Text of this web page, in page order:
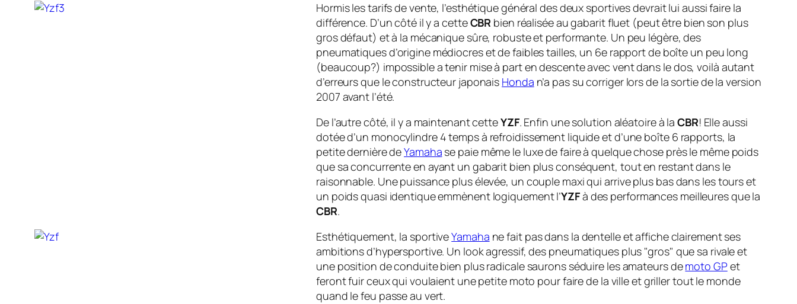
Hormis les tarifs de vente, l’esthétique général des deux sportives devrait lui aussi faire la
différence. D’un côté il y a cetteCBR bien réalisée au gabarit fluet (peut être bien son plus
gros défaut) et à la mécanique sûre, robuste et performante. Un peu légère, des
pneumatiques d’origine médiocres et de faibles tailles, un 6e rapport de boîte un peu long
(beaucoup?) impossible a tenir mise à part en descente avec vent dans le dos, voilà autant
d’erreurs que le constructeur japonais Honda n’a pas su corriger lors de la sortie de la version
2007 avant l’été.
De l’autre côté, il y a maintenant cetteYZF. Enfin une solution aléatoire à laCBR! Elle aussi
dotée d’un monocylindre 4 temps à refroidissement liquide et d’une boîte 6 rapports, la
petite dernière deYamaha se paie même le luxe de faire à quelque chose près le même poids
que sa concurrente en ayant un gabarit bien plus conséquent, tout en restant dans le
raisonnable. Une puissance plus élevée, un couple maxi qui arrive plus bas dans les tours et
un poids quasi identique emmènent logiquement l’YZFà des performances meilleures que la
CBR.
Esthétiquement, la sportiveYamaha ne fait pas dans la dentelle et affiche clairement ses
ambitions d’hypersportive. Un look agressif, des pneumatiques plus "gros" que sa rivale et
une position de conduite bien plus radicale saurons séduire les amateurs demoto GP et
feront fuir ceux qui voulaient une petite moto pour faire de la ville et griller tout le monde
quand le feu passe au vert.